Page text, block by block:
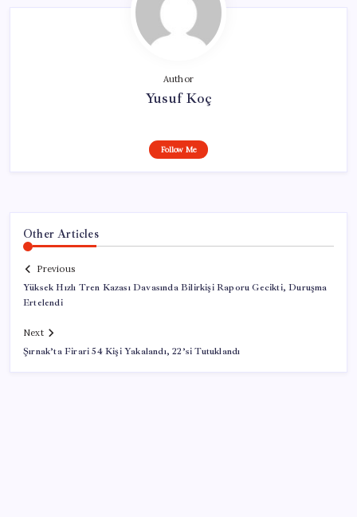
Author
Yusuf Koç
Follow Me
Other Articles
Previous
Yüksek Hızlı Tren Kazası Davasında Bilirkişi Raporu Gecikti, Duruşma
Ertelendi
Next
Şırnak’ta Firari 54 Kişi Yakalandı, 22’si Tutuklandı